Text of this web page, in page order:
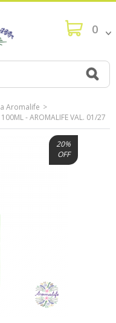
0
Aromalife
- AROMALIFE VAL. 01/27
20%
OFF